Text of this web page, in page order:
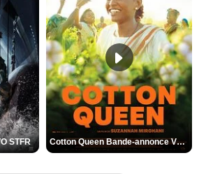
STFR Cotton Queen Bande-annonce VO STFR